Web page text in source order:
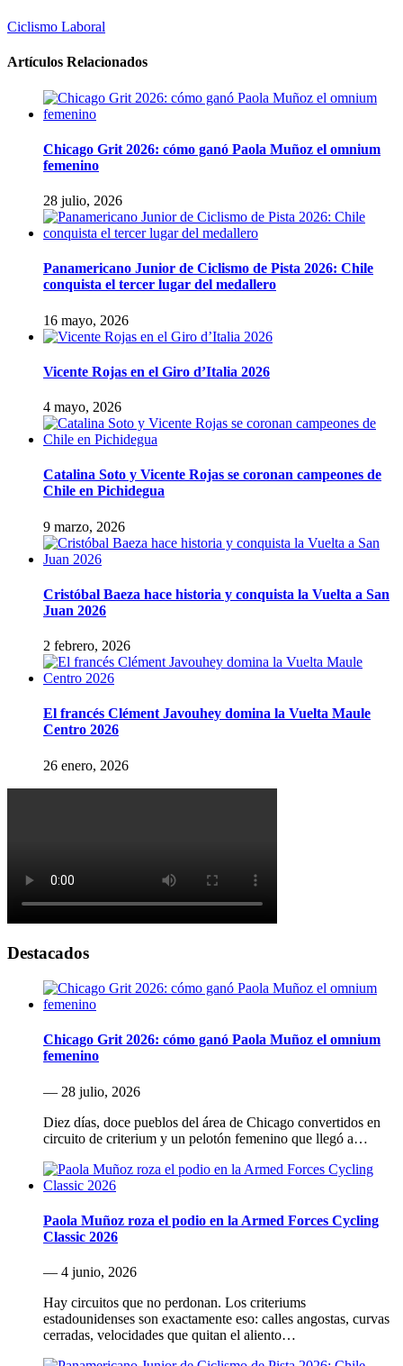
Ciclismo Laboral
Artículos Relacionados
Chicago Grit 2026: cómo ganó Paola Muñoz el omnium
femenino
28 julio, 2026
Panamericano Junior de Ciclismo de Pista 2026: Chile
conquista el tercer lugar del medallero
16 mayo, 2026
Vicente Rojas en el Giro d’Italia 2026
4 mayo, 2026
Catalina Soto y Vicente Rojas se coronan campeones de
Chile en Pichidegua
9 marzo, 2026
Cristóbal Baeza hace historia y conquista la Vuelta a San
Juan 2026
2 febrero, 2026
El francés Clément Javouhey domina la Vuelta Maule
Centro 2026
26 enero, 2026
Destacados
Chicago Grit 2026: cómo ganó Paola Muñoz el omnium
femenino
— 28 julio, 2026
Diez días, doce pueblos del área de Chicago convertidos en
circuito de criterium y un pelotón femenino que llegó a…
Paola Muñoz roza el podio en la Armed Forces Cycling
Classic 2026
— 4 junio, 2026
Hay circuitos que no perdonan. Los criteriums
estadounidenses son exactamente eso: calles angostas, curvas
cerradas, velocidades que quitan el aliento…